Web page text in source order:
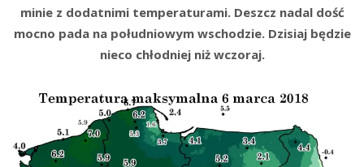
minie z dodatnimi temperaturami. Deszcz nadal dość
mocno pada na południowym wschodzie. Dzisiaj będzie
nieco chłodniej niż wczoraj.